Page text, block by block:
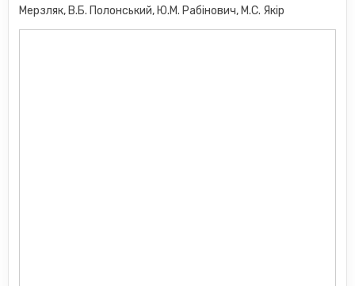
Мерзляк, В.Б. Полонський, Ю.М. Рабінович, M.С. Якір